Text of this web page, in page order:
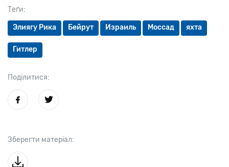
Теґи:
Элиягу Рика Бейрут Израиль Моссад яхта
Гитлер
Поділитися:
Зберегти матеріал: